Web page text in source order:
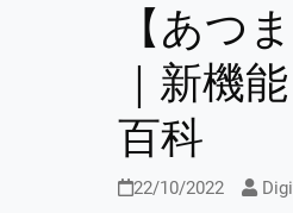
【あつ
｜新機
百科
22/10/2022